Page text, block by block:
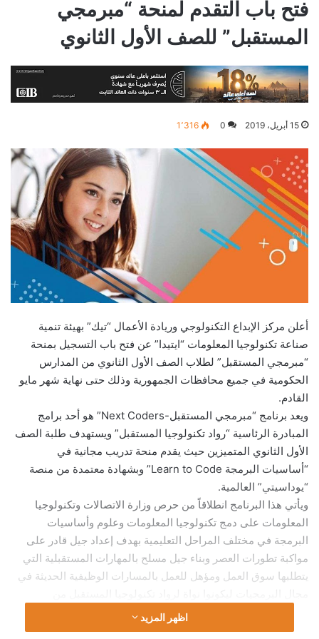
فتح باب التقدم لمنحة “مبرمجي
المستقبل” للصف الأول الثانوي
15 أبريل، 2019 0 1٬316
أعلن مركز الإبداع التكنولوجي وريادة الأعمال “تيك” بهيئة تنمية
صناعة تكنولوجيا المعلومات “ايتيدا” عن فتح باب التسجيل بمنحة
“مبرمجي المستقبل” لطلاب الصف الأول الثانوي من المدارس
الحكومية في جميع محافظات الجمهورية‪ ‬وذلك حتى نهاية شهر مايو
القادم.
ويعد برنامج “مبرمجي المستقبل-‪Next Coders‬” هو أحد برامج
المبادرة الرئاسية “رواد تكنولوجيا المستقبل” ويستهدف طلبة الصف
الأول الثانوي المتميزين حيث يقدم منحة تدريب مجانية في
“أساسيات البرمجة ‪Learn to Code‬” وبشهادة معتمدة من منصة
“يوداسيتي” العالمية.
ويأتي هذا البرنامج انطلاقاً من حرص وزارة الاتصالات وتكنولوجيا
المعلومات على دمج تكنولوجيا المعلومات وعلوم وأساسيات
البرمجة في مختلف المراحل التعليمية بهدف إعداد جيل قادر على
مواكبة تطورات العصر وبناء جيل مسلح بالمهارات المستقبلية التي
يتطلبها سوق العمل ومؤهل للعمل بالمسارات الوظيفية الحديثة في
وتستهدف المرحلة الأولى من البرنامج تدريب عدد 1200 طالب في
اظهر المزيد